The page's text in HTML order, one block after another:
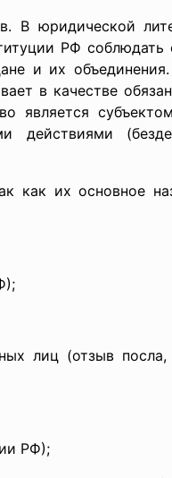
В юридической
РФ соблюдать
и их
в качестве
является
действиями
как их основное
лиц (отзыв посла,
РФ);